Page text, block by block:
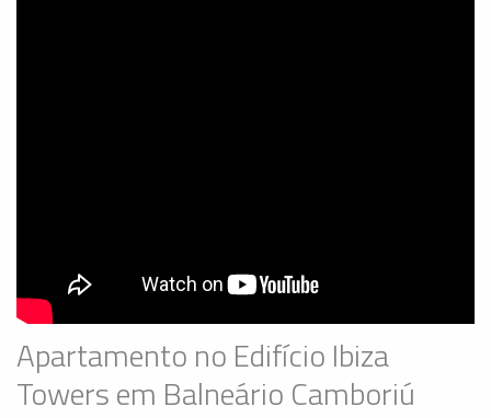
Apartamento no Edifício Ibiza
Towers em Balneário Camboriú